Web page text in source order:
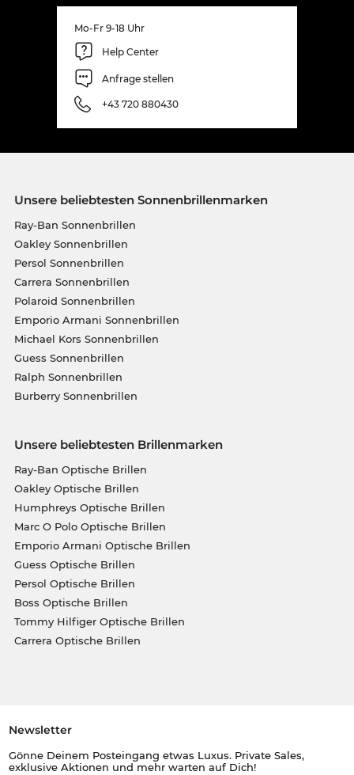
Mo-Fr 9-18 Uhr
Help Center
Anfrage stellen
+43 720 880430
Unsere beliebtesten Sonnenbrillenmarken
Ray-Ban Sonnenbrillen
Oakley Sonnenbrillen
Persol Sonnenbrillen
Carrera Sonnenbrillen
Polaroid Sonnenbrillen
Emporio Armani Sonnenbrillen
Michael Kors Sonnenbrillen
Guess Sonnenbrillen
Ralph Sonnenbrillen
Burberry Sonnenbrillen
Unsere beliebtesten Brillenmarken
Ray-Ban Optische Brillen
Oakley Optische Brillen
Humphreys Optische Brillen
Marc O Polo Optische Brillen
Emporio Armani Optische Brillen
Guess Optische Brillen
Persol Optische Brillen
Boss Optische Brillen
Tommy Hilfiger Optische Brillen
Carrera Optische Brillen
Newsletter
Gönne Deinem Posteingang etwas Luxus. Private Sales,
exklusive Aktionen und mehr warten auf Dich!